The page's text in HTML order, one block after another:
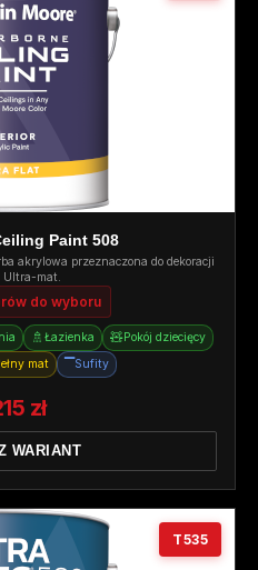
Paint 508
akrylowa przeznaczona do dekoracji
Ultra-mat.
do wyboru
🚿 Łazienka 🧸Pokój dziecięcy
mat ▔Sufity
zł
WARIANT
T535